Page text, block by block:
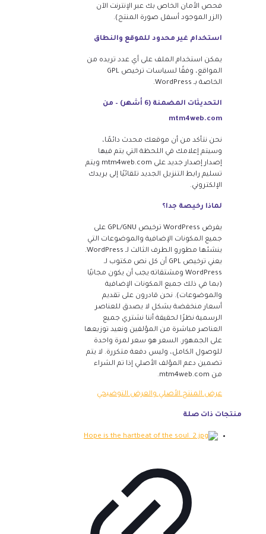
فحص الأمان الخاص بك عبر الإنترنت الآن
(الزر الموجود أسفل صورة المنتج).
استخدام غير محدود للموقع والنطاق
يمكن استخدام الملف على أي عدد تريده من
المواقع، وفقًا لسياسات ترخيص GPL
الخاصة بـ WordPress.
التحديثات المضمنة (6 أشهر) – من
mtm4web.com
نحن نتأكد من أن موقعك محدث دائمًا،
وسيتم إعلامك في اللحظة التي يتم فيها
إصدار إصدار جديد على mtm4web.com ويتم
تسليم رابط التنزيل الجديد تلقائيًا إلى بريدك
الإلكتروني.
لماذا رخيصة جدا؟
يفرض WordPress ترخيص GPL/GNU على
جميع المكونات الإضافية والموضوعات التي
ينشئها مطورو الطرف الثالث لـ WordPress.
يعني ترخيص GPL أن كل نص مكتوب لـ
WordPress ومشتقاته يجب أن يكون مجانيًا
(بما في ذلك جميع المكونات الإضافية
والموضوعات). نحن قادرون على تقديم
أسعار منخفضة بشكل لا يصدق للعناصر
الرسمية نظرًا لحقيقة أننا نشتري جميع
العناصر مباشرة من المؤلفين ونعيد توزيعها
على الجمهور. السعر هو سعر لمرة واحدة
للوصول الكامل، وليس دفعة متكررة. لا يتم
تضمين دعم المؤلف الأصلي إذا تم الشراء
من mtm4web.com.
عرض المنتج الأصلي والعرض التوضيحي
منتجات ذات صلة